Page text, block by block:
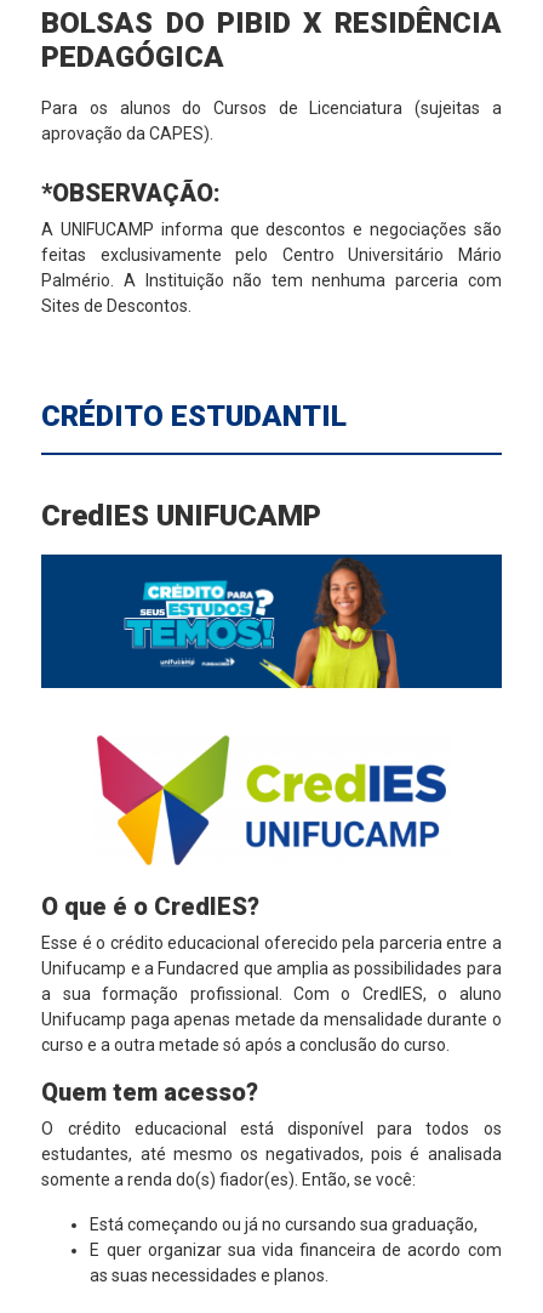
BOLSAS DO PIBID X RESIDÊNCIA
PEDAGÓGICA
Para os alunos do Cursos de Licenciatura (sujeitas a
aprovação da CAPES).
*OBSERVAÇÃO:
A UNIFUCAMP informa que descontos e negociações são
feitas exclusivamente pelo Centro Universitário Mário
Palmério. A Instituição não tem nenhuma parceria com
Sites de Descontos.
CRÉDITO ESTUDANTIL
CredIES UNIFUCAMP
O que é o CredIES?
Esse é o crédito educacional oferecido pela parceria entre a
Unifucamp e a Fundacred que amplia as possibilidades para
a sua formação profissional. Com o CredIES, o aluno
Unifucamp paga apenas metade da mensalidade durante o
curso e a outra metade só após a conclusão do curso.
Quem tem acesso?
O crédito educacional está disponível para todos os
estudantes, até mesmo os negativados, pois é analisada
somente a renda do(s) fiador(es). Então, se você:
Está começando ou já no cursando sua graduação,
E quer organizar sua vida financeira de acordo com
as suas necessidades e planos.